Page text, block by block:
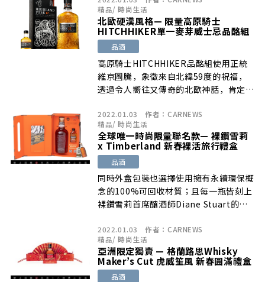
精品/時尚生活
北歐硬漢風格— 限量高原騎士
HITCHHIKER單一麥芽威士忌品酩組
品酒
高原騎士HITCHHIKER品酩組使用正統
維京圖騰，象徵來自北緯59度的祝福，
透過令人嚮往又傳奇的北歐神話，肯定能
2022.01.03 作者： CARNEWS
精品/時尚生活
全球唯一時尚限量聯名款— 裸鑽雪莉
x Timberland 新春裸活旅行禮盒
品酒
同時外盒包裝也選擇使用擁有永續環保概
念的100%可回收材質；且每一瓶皆刻上
裸鑽雪莉首席釀酒師Diane Stuart的簽
2022.01.03 作者： CARNEWS
精品/時尚生活
亞洲限定獨賣 — 格蘭路思Whisky
Maker’s Cut 虎威笙風 新春圓滿禮盒
品酒